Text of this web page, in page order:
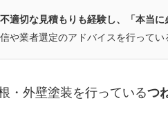
適切な見積もりも経験し、「本当に
や業者選定のアドバイスを行ってい
・外壁塗装を行っているつ